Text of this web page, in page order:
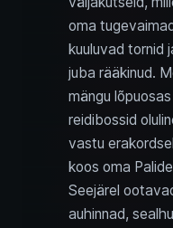
oma
kuuluvad tornid
juba rääkinud.
mängu
reidibossid
vastu
koos oma
Seejärel
auhinnad,